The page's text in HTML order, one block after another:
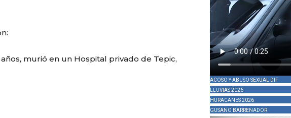
murió en un Hospital privado de Tepic,
ACOSO Y ABUSO SEXUAL DIF
LLUVIAS 2026
HURACANES 2026
GUSANO BARRENADOR